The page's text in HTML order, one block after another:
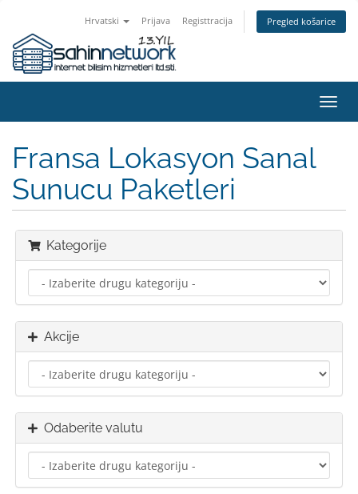
Hrvatski Prijava Registtracija Pregled košarice
Fransa Lokasyon Sanal
Sunucu Paketleri
Kategorije
Akcije
Odaberite valutu